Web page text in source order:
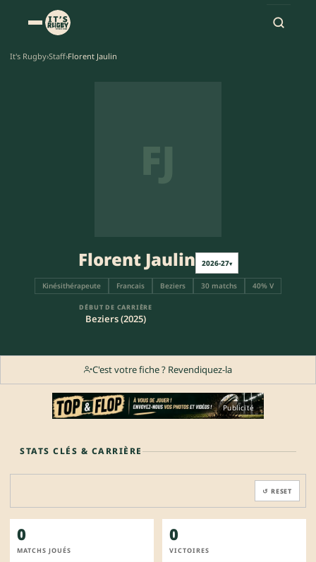
It's Rugby›Staff›Florent Jaulin
FJ
Florent Jaulin 2026-27▾
Kinésithérapeute Francais Beziers 30 matchs 40% V
DÉBUT DE CARRIÈRE
Beziers (2025)
C'est votre fiche ? Revendiquez-la
Publicité
STATS CLÉS & CARRIÈRE
↺ RESET
0
MATCHS JOUÉS
0
VICTOIRES